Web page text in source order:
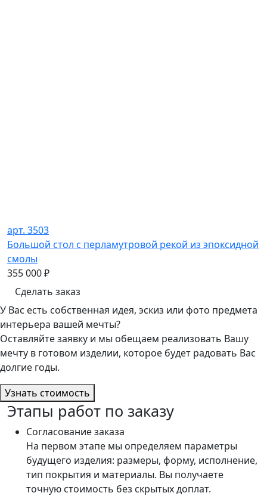
арт. 3503
Большой стол с перламутровой рекой из эпоксидной
смолы
355 000₽
Сделать заказ
У Вас есть собственная идея, эскиз или фото предмета
интерьера вашей мечты?
Оставляйте заявку и мы обещаем реализовать Вашу
мечту в готовом изделии, которое будет радовать Вас
долгие годы.
Узнать стоимость
Этапы работ по заказу
Согласование заказа
На первом этапе мы определяем параметры
будущего изделия: размеры, форму, исполнение,
тип покрытия и материалы. Вы получаете
точную стоимость без скрытых доплат.